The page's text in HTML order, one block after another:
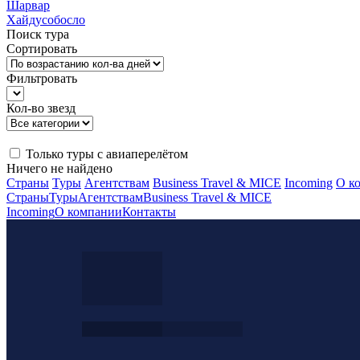
Шарвар
Хайдусобосло
Поиск тура
Сортировать
Фильтровать
Кол-во звезд
Только туры с авиаперелётом
Ничего не найдено
Страны Туры Агентствам Business Travel & MICE Incoming О
СтраныТурыАгентствамBusiness Travel & MICE
IncomingО компанииКонтакты